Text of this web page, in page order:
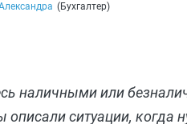
(Бухгалтер)
наличными или
ситуации, когда